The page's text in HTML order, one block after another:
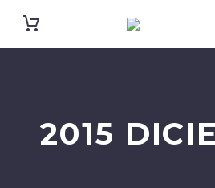
2015